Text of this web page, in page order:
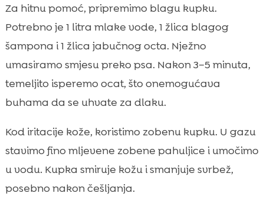
Za hitnu pomoć, pripremimo blagu kupku.
Potrebno je 1 litra mlake vode, 1 žlica blagog
šampona i 1 žlica jabučnog octa. Nježno
umasiramo smjesu preko psa. Nakon 3–5 minuta,
temeljito isperemo ocat, što onemogućava
buhama da se uhvate za dlaku.
Kod iritacije kože, koristimo zobenu kupku. U gazu
stavimo fino mljevene zobene pahuljice i umočimo
u vodu. Kupka smiruje kožu i smanjuje svrbež,
posebno nakon češljanja.